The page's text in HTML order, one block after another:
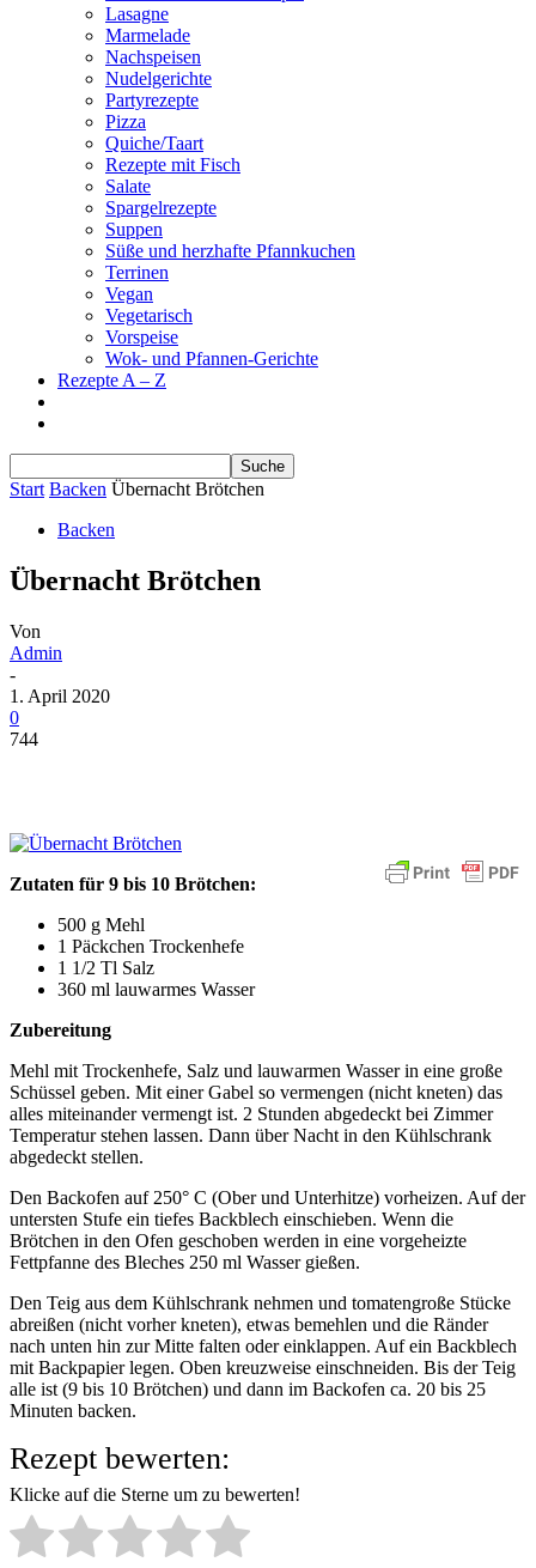
Lasagne
Marmelade
Nachspeisen
Nudelgerichte
Partyrezepte
Pizza
Quiche/Taart
Rezepte mit Fisch
Salate
Spargelrezepte
Suppen
Süße und herzhafte Pfannkuchen
Terrinen
Vegan
Vegetarisch
Vorspeise
Wok- und Pfannen-Gerichte
Rezepte A – Z
Start Backen Übernacht Brötchen
Backen
Übernacht Brötchen
Von
Admin
-
1. April 2020
0
744
Zutaten für 9 bis 10 Brötchen:
500 g Mehl
1 Päckchen Trockenhefe
1 1/2 Tl Salz
360 ml lauwarmes Wasser
Zubereitung
Mehl mit Trockenhefe, Salz und lauwarmen Wasser in eine große
Schüssel geben. Mit einer Gabel so vermengen (nicht kneten) das
alles miteinander vermengt ist. 2 Stunden abgedeckt bei Zimmer
Temperatur stehen lassen. Dann über Nacht in den Kühlschrank
abgedeckt stellen.
Den Backofen auf 250° C (Ober und Unterhitze) vorheizen. Auf der
untersten Stufe ein tiefes Backblech einschieben. Wenn die
Brötchen in den Ofen geschoben werden in eine vorgeheizte
Fettpfanne des Bleches 250 ml Wasser gießen.
Den Teig aus dem Kühlschrank nehmen und tomatengroße Stücke
abreißen (nicht vorher kneten), etwas bemehlen und die Ränder
nach unten hin zur Mitte falten oder einklappen. Auf ein Backblech
mit Backpapier legen. Oben kreuzweise einschneiden. Bis der Teig
alle ist (9 bis 10 Brötchen) und dann im Backofen ca. 20 bis 25
Minuten backen.
Rezept bewerten:
Klicke auf die Sterne um zu bewerten!